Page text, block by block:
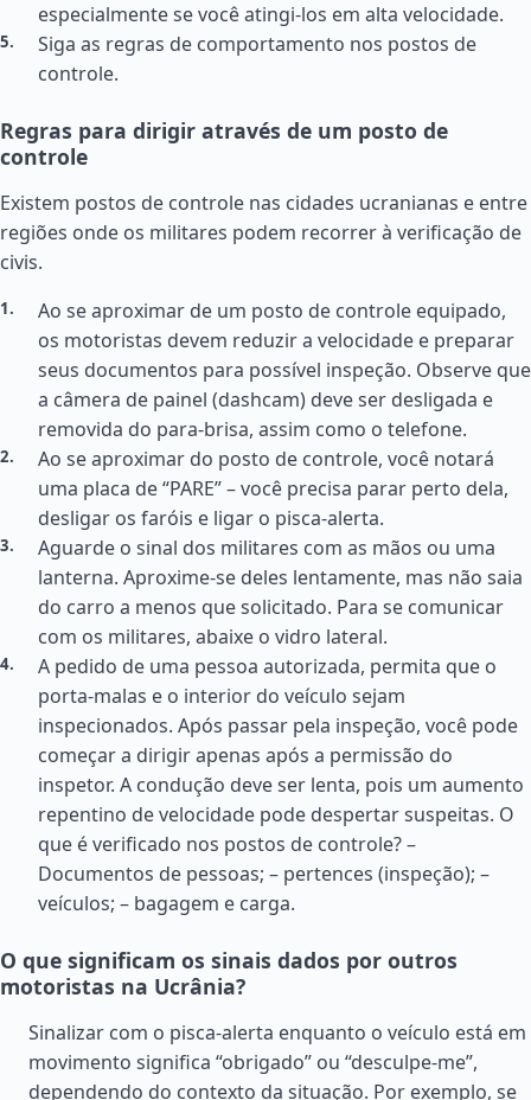
especialmente se você atingi-los em alta velocidade.
Siga as regras de comportamento nos postos de
controle.
Regras para dirigir através de um posto de
controle
Existem postos de controle nas cidades ucranianas e entre
regiões onde os militares podem recorrer à verificação de
civis.
Ao se aproximar de um posto de controle equipado,
os motoristas devem reduzir a velocidade e preparar
seus documentos para possível inspeção. Observe que
a câmera de painel (dashcam) deve ser desligada e
removida do para-brisa, assim como o telefone.
Ao se aproximar do posto de controle, você notará
uma placa de “PARE” – você precisa parar perto dela,
desligar os faróis e ligar o pisca-alerta.
Aguarde o sinal dos militares com as mãos ou uma
lanterna. Aproxime-se deles lentamente, mas não saia
do carro a menos que solicitado. Para se comunicar
com os militares, abaixe o vidro lateral.
A pedido de uma pessoa autorizada, permita que o
porta-malas e o interior do veículo sejam
inspecionados. Após passar pela inspeção, você pode
começar a dirigir apenas após a permissão do
inspetor. A condução deve ser lenta, pois um aumento
repentino de velocidade pode despertar suspeitas. O
que é verificado nos postos de controle? –
Documentos de pessoas; – pertences (inspeção); –
veículos; – bagagem e carga.
O que significam os sinais dados por outros
motoristas na Ucrânia?
Sinalizar com o pisca-alerta enquanto o veículo está em
movimento significa “obrigado” ou “desculpe-me”,
dependendo do contexto da situação. Por exemplo, se